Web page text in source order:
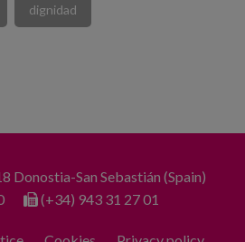
dignidad
Donostia-San Sebastián (Spain)
(+34) 943 31 27 01